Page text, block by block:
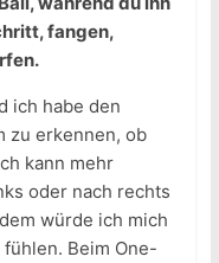
fangen,
ich habe den
zu erkennen, ob
kann mehr
oder nach rechts
würde ich mich
Beim One-